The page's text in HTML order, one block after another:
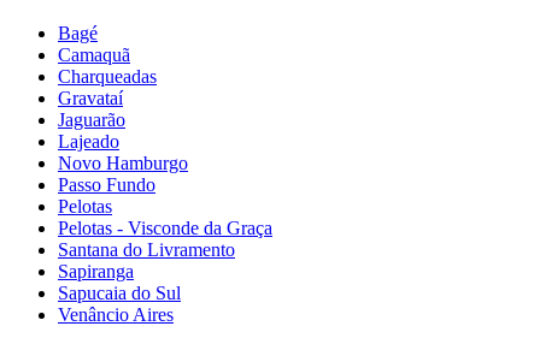
Bagé
Camaquã
Charqueadas
Gravataí
Jaguarão
Lajeado
Novo Hamburgo
Passo Fundo
Pelotas
Pelotas - Visconde da Graça
Santana do Livramento
Sapiranga
Sapucaia do Sul
Venâncio Aires